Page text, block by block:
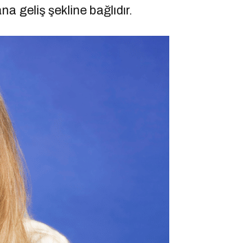
geliş şekline bağlıdır.